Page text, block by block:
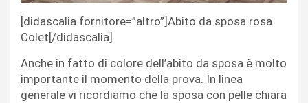
[didascalia fornitore=”altro”]Abito da sposa rosa
Colet[/didascalia]
Anche in fatto di colore dell’abito da sposa è molto
importante il momento della prova. In linea
generale vi ricordiamo che la sposa con pelle chiara